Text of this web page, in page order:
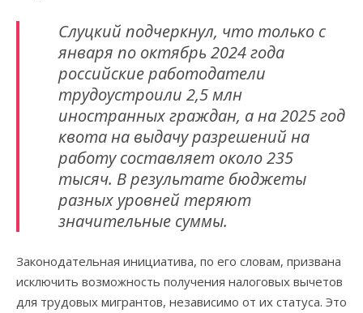
Слуцкий подчеркнул, что только с
января по октябрь 2024 года
российские работодатели
трудоустроили 2,5 млн
иностранных граждан, а на 2025 год
квота на выдачу разрешений на
работу составляет около 235
тысяч. В результате бюджеты
разных уровней теряют
значительные суммы.
Законодательная инициатива, по его словам, призвана
исключить возможность получения налоговых вычетов
для трудовых мигрантов, независимо от их статуса. Это